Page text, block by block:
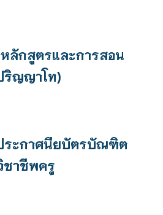
ลักสูตรและการสอน
ริญญาโท)
ระกาศนียบัตรบัณฑิต
ชาชีพครู